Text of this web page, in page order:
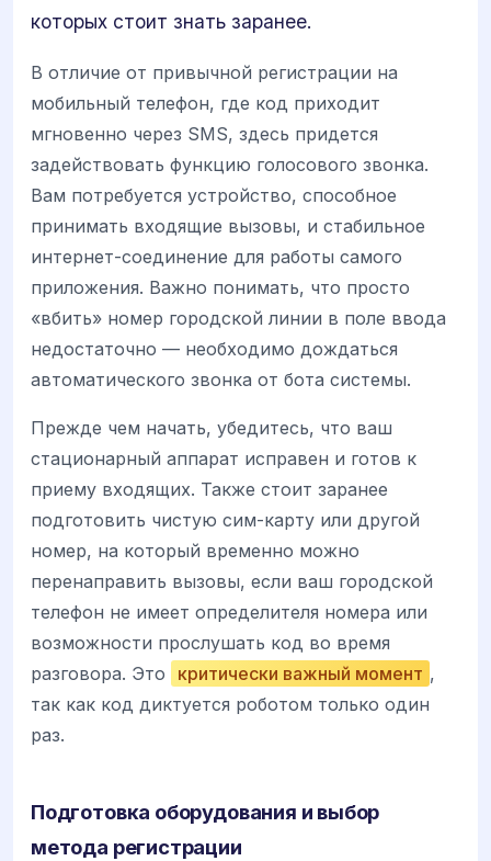
которых стоит знать заранее.
В отличие от привычной регистрации на
мобильный телефон, где код приходит
мгновенно через SMS, здесь придется
задействовать функцию голосового звонка.
Вам потребуется устройство, способное
принимать входящие вызовы, и стабильное
интернет-соединение для работы самого
приложения. Важно понимать, что просто
«вбить» номер городской линии в поле ввода
недостаточно — необходимо дождаться
автоматического звонка от бота системы.
Прежде чем начать, убедитесь, что ваш
стационарный аппарат исправен и готов к
приему входящих. Также стоит заранее
подготовить чистую сим-карту или другой
номер, на который временно можно
перенаправить вызовы, если ваш городской
телефон не имеет определителя номера или
возможности прослушать код во время
разговора. Это
критически важный момент ,
так как код диктуется роботом только один
раз.
Подготовка оборудования и выбор
метода регистрации